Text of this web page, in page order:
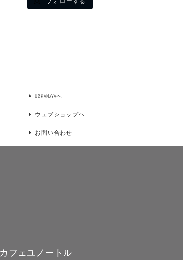
U2KANAYAへ
ウェブショップヘ
お問い合わせ
カフェユノートル